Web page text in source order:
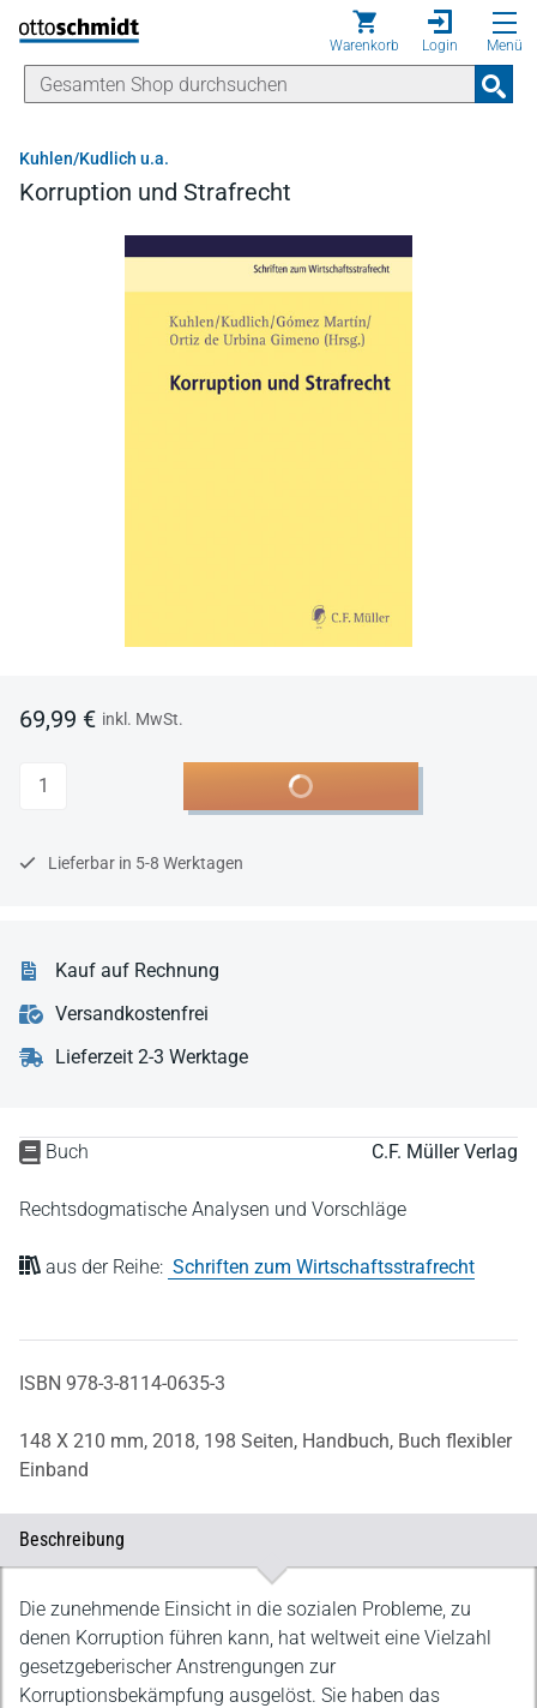
Direkt zum Inhalt
Warenkorb Login Menü
Kuhlen/Kudlich u.a.
Korruption und Strafrecht
Buch C.F. Müller Verlag
Rechtsdogmatische Analysen und Vorschläge
aus der Reihe: Schriften zum Wirtschaftsstrafrecht
ISBN 978-3-8114-0635-3
148 X 210 mm, 2018, 198 Seiten, Handbuch, Buch flexibler
Einband
69,99 € inkl. MwSt.
Anzahl In den Warenkorb
Lieferbar in 5-8 Werktagen
Kauf auf Rechnung
Versandkostenfrei
Lieferzeit 2-3 Werktage
Beschreibung
Beschreibung
Die zunehmende Einsicht in die sozialen Probleme, zu
denen Korruption führen kann, hat weltweit eine Vielzahl
gesetzgeberischer Anstrengungen zur
Korruptionsbekämpfung ausgelöst. Sie haben das